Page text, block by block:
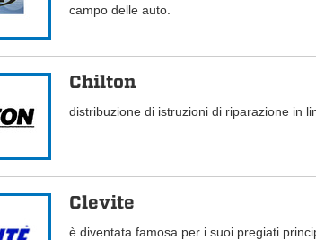
campo delle auto.
Chilton
distribuzione di istruzioni di riparazione in
Clevite
è diventata famosa per i suoi pregiati